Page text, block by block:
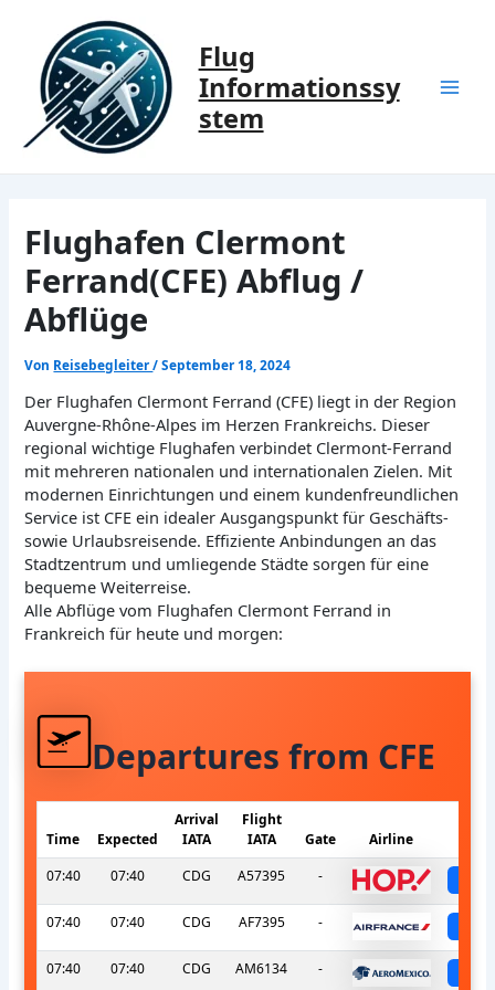
springen
Flug
Informationssy
stem
Flughafen Clermont
Ferrand(CFE) Abflug /
Abflüge
Von Reisebegleiter/September 18, 2024
Der Flughafen Clermont Ferrand (CFE) liegt in der Region
Auvergne-Rhône-Alpes im Herzen Frankreichs. Dieser
regional wichtige Flughafen verbindet Clermont-Ferrand
mit mehreren nationalen und internationalen Zielen. Mit
modernen Einrichtungen und einem kundenfreundlichen
Service ist CFE ein idealer Ausgangspunkt für Geschäfts-
sowie Urlaubsreisende. Effiziente Anbindungen an das
Stadtzentrum und umliegende Städte sorgen für eine
bequeme Weiterreise.
Alle Abflüge vom Flughafen Clermont Ferrand in
Frankreich für heute und morgen:
Departures from CFE
Time Expected
Arrival
IATA
Flight
IATA
Gate Airline
07:40
07:40 CDG A57395 -
07:40 07:40 CDG AF7395 -
07:40 07:40 CDG AM6134 -